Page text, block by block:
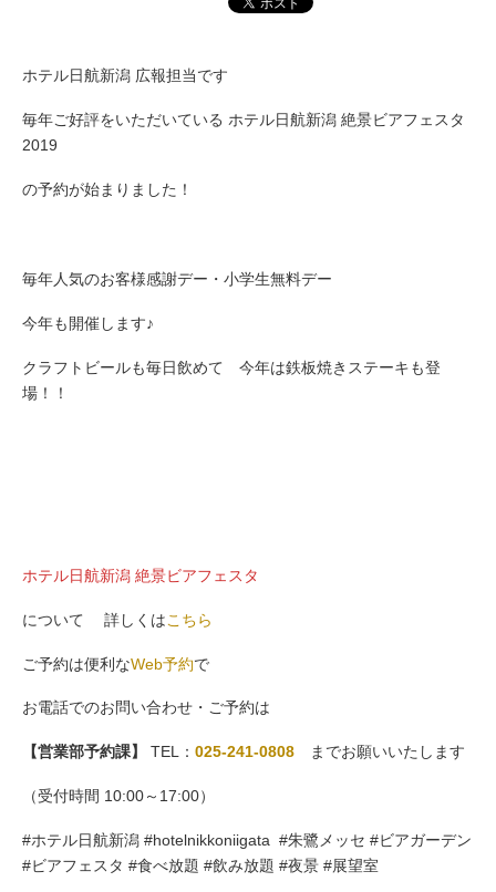
ホテル日航新潟 広報担当です
毎年ご好評をいただいている ホテル日航新潟 絶景ビアフェスタ
2019
の予約が始まりました！
毎年人気のお客様感謝デー・小学生無料デー
今年も開催します♪
クラフトビールも毎日飲めて 今年は鉄板焼きステーキも登
場！！
ホテル日航新潟 絶景ビアフェスタ
について 詳しくはこちら
ご予約は便利なWeb予約で
お電話でのお問い合わせ・ご予約は
【営業部予約課】 TEL： 025-241-0808 までお願いいたします
（受付時間 10:00～17:00）
#ホテル日航新潟 #hotelnikkoniigata #朱鷺メッセ #ビアガーデン
#ビアフェスタ #食べ放題 #飲み放題 #夜景 #展望室